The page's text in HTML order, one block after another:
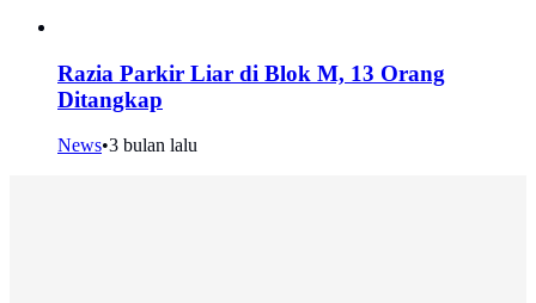
Razia Parkir Liar di Blok M, 13 Orang
Ditangkap
News•3 bulan lalu